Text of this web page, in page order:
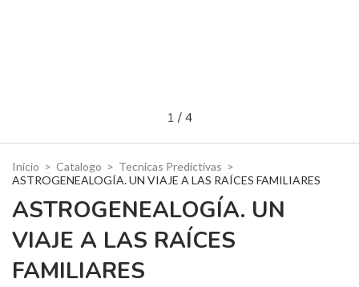
1 /4
Início > Catalogo > Tecnicas Predictivas >
ASTROGENEALOGÍA. UN VIAJE A LAS RAÍCES FAMILIARES
ASTROGENEALOGÍA. UN
VIAJE A LAS RAÍCES
FAMILIARES